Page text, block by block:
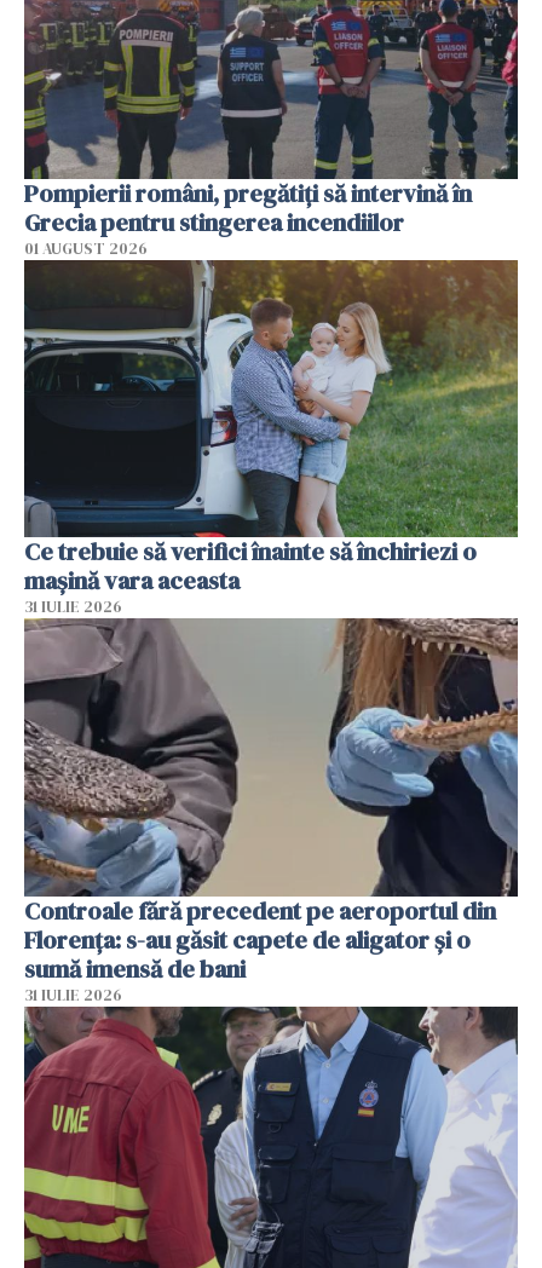
Pompierii români, pregătiţi să intervină în
Grecia pentru stingerea incendiilor
01 AUGUST 2026
Ce trebuie să verifici înainte să închiriezi o
mașină vara aceasta
31 IULIE 2026
Controale fără precedent pe aeroportul din
Florența: s-au găsit capete de aligator și o
sumă imensă de bani
31 IULIE 2026